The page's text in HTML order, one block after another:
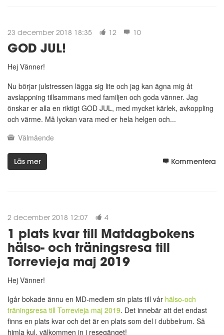
23 december 2018 18:35 12 10
GOD JUL!
Hej Vänner!
Nu börjar julstressen lägga sig lite och jag kan ägna mig åt
avslappning tillsammans med familjen och goda vänner. Jag
önskar er alla en riktigt GOD JUL, med mycket kärlek, avkoppling
och värme. Må lyckan vara med er hela helgen och...
Välmående
Läs mer Kommentera
2 december 2018 12:07 4
1 plats kvar till Matdagbokens
hälso- och träningsresa till
Torrevieja maj 2019
Hej Vänner!
Igår bokade ännu en MD-medlem sin plats till vår hälso-och
träningsresa till Torrevieja maj 2019. Det innebär att det endast
finns en plats kvar och det är en plats som del i dubbelrum. Så
himla kul, välkommen in i resegänget!